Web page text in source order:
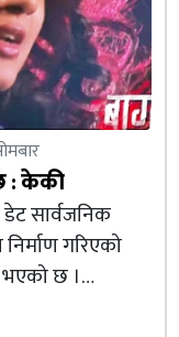
: केकी
डेट सार्वजनिक
गरिएको
भएको छ ।…